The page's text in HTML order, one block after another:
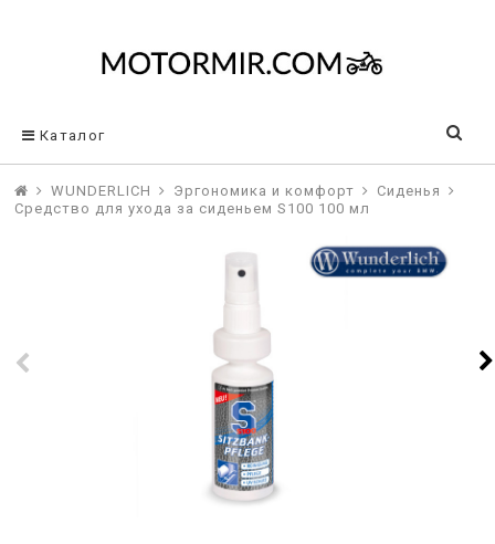
Каталог
WUNDERLICH Эргономика и комфорт
Сиденья
Средство для ухода за сиденьем S100 100 мл